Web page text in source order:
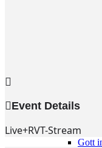
Kinder/
Gott
Event Details
Live+RVT-Stream